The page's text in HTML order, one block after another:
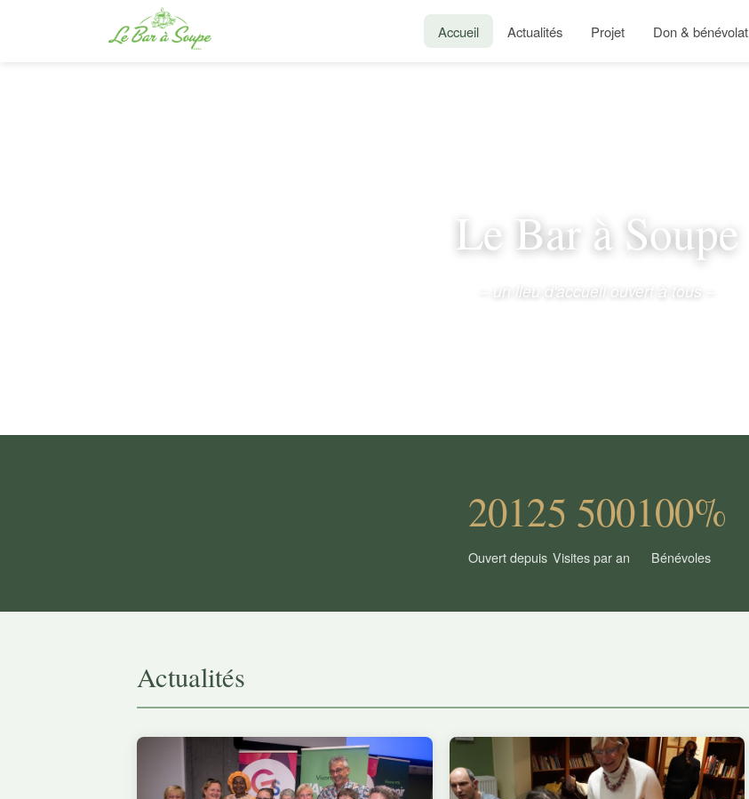
Accueil Actualités Projet Don & bénévolat
Le Bar à Soupe
– un lieu d'accueil ouvert à tous –
2012
Ouvert depuis
5 500
Visites par an
100%
Bénévoles
Actualités